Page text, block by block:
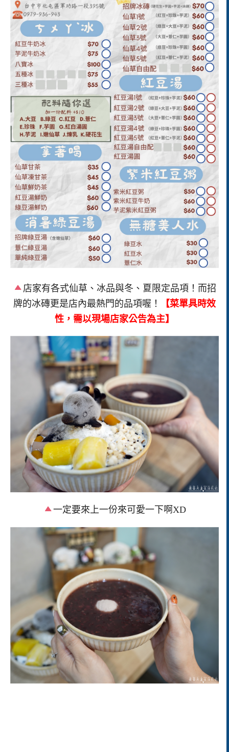
店家有各式仙草、冰品與冬、夏限定品項！而招
牌的冰磚更是店內最熱門的品項喔！
【菜單具時效
性，需以現場店家公告為主】
一定要來上一份來可愛一下啊XD